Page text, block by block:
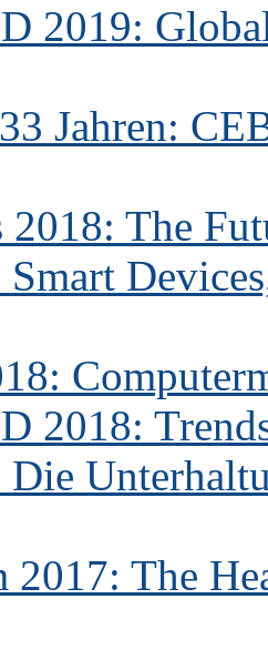
2019:
Jahren:
2018: The
2018:
2017: The